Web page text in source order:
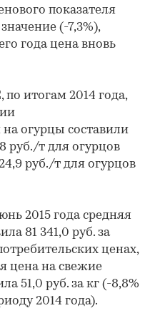
показателя
(-7,3%),
года цена вновь
итогам 2014 года,
на огурцы составили
руб./т для огурцов
руб./т для огурцов
2015 года средняя
81 341,0 руб. за
ценах,
цена на свежие
51,0 руб. за кг (-8,8%
2014 года).